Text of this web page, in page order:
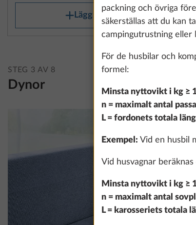
Lägg till
STEG 3 AV 8
Dynor
packning och övriga
säkerställas att du kan
campingutrustning eller
För de husbilar och
formel:
Minsta nyttovikt i kg ≥
n = maximalt antal
L = fordonets totala
Exempel: Vid en husbil
Vid husvagnar
Minsta nyttovikt i kg ≥
n = maximalt antal
L = karosseriets totala